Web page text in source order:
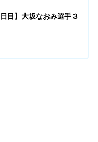
目】大坂なおみ選手３